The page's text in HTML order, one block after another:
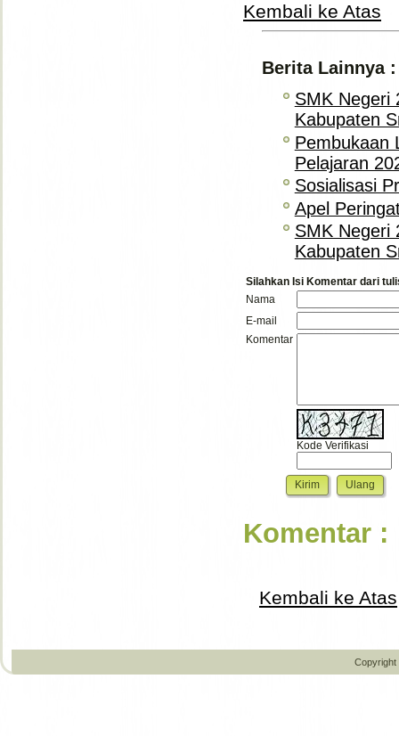
Kembali ke Atas
Berita Lainnya :
SMK Negeri
Kabupaten
Pembukaan
Pelajaran
Sosialisasi
Apel
SMK Negeri
Kabupaten
Silahkan Isi Komentar dari
Nama
E-mail
Komentar
Kode Verifikasi
Komentar :
Kembali ke Atas